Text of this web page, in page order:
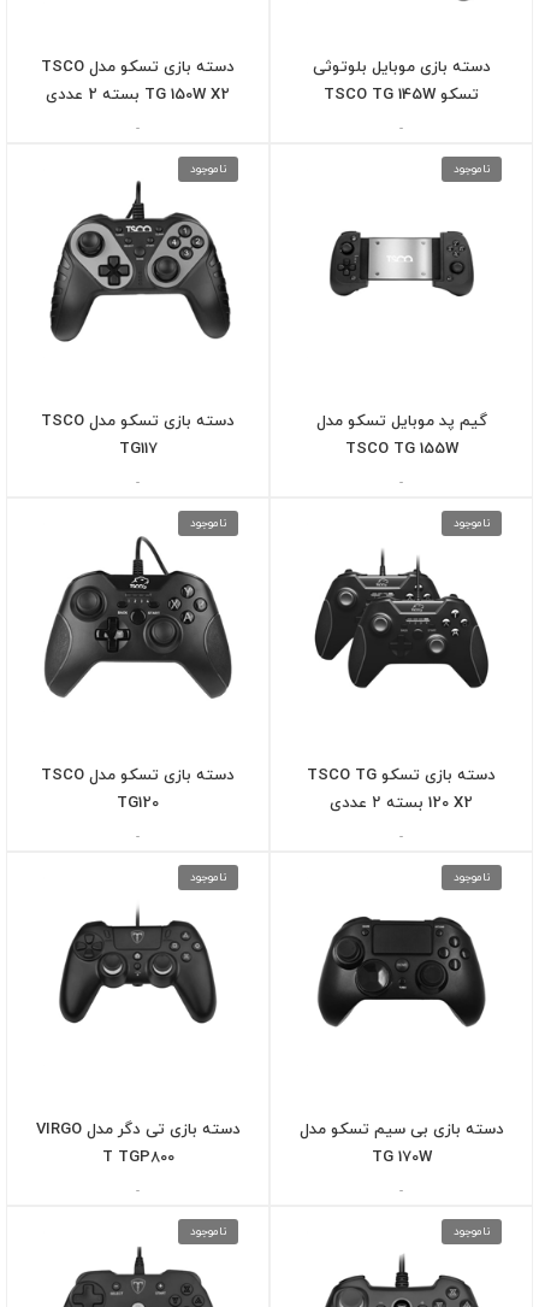
دسته بازی موبایل بلوتوثی
تسکو TSCO TG 145W
-
دسته بازی تسکو مدل TSCO
TG 150W X2 بسته 2 عددی
-
ناموجود
گیم پد موبایل تسکو مدل
TSCO TG 155W
-
ناموجود
دسته بازی تسکو مدل TSCO
TG117
-
ناموجود
دسته بازی تسکو TSCO TG
120 X2 بسته ۲ عددی
-
ناموجود
دسته بازی تسکو مدل TSCO
TG120
-
ناموجود
دسته بازی بی سیم تسکو مدل
TG 170W
-
ناموجود
دسته بازی تی دگر مدل VIRGO
T TGP800
-
ناموجود ناموجود